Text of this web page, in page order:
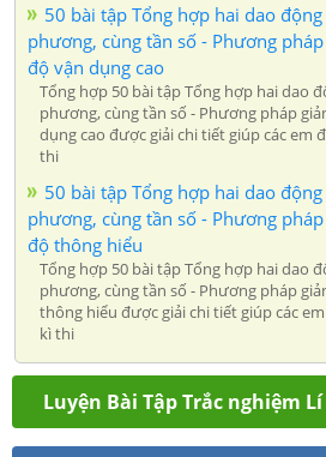
50 bài tập Tổng hợp hai dao
phương, cùng tần số - Phương
độ vận dụng cao
Tổng hợp 50 bài tập Tổng hợp hai dao
phương, cùng tần số - Phương pháp
dụng cao được giải chi tiết giúp các em
thi
50 bài tập Tổng hợp hai dao
phương, cùng tần số - Phương
độ thông hiểu
Tổng hợp 50 bài tập Tổng hợp hai dao
phương, cùng tần số - Phương pháp
thông hiểu được giải chi tiết giúp các
kì thi
Luyện Bài Tập Trắc nghiệm